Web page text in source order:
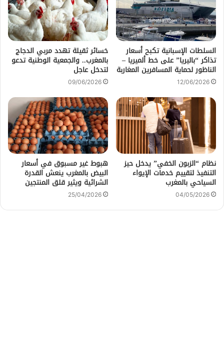
السلطات الإسبانية تكبح أسعار
تذاكر “باليريا” على خط ألميريا –
الناظور لحماية المسافرين المغاربة
12/06/2026
خسائر ثقيلة تهدد مربي الدجاج
بالمغرب.. والجمعية الوطنية تدعو
لتدخل عاجل
09/06/2026
نظام “الزبون الخفي” يدخل حيز
التنفيذ لتقييم خدمات الإيواء
السياحي بالمغرب
04/05/2026
هبوط غير مسبوق في أسعار
البيض بالمغرب ينعش القدرة
الشرائية ويثير قلق المنتجين
25/04/2026